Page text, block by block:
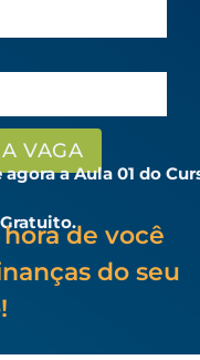
VAGA
a Aula 01 do
Gratuito.de você
do seu